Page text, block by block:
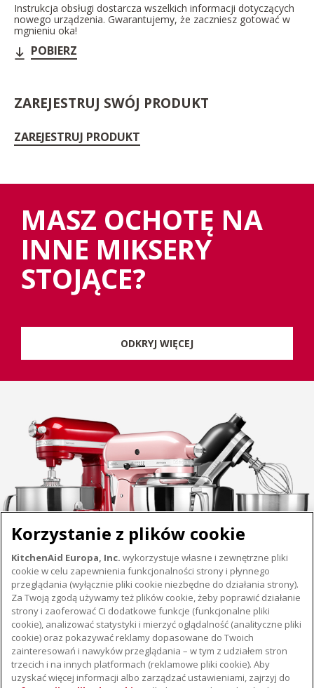
Instrukcja obsługi dostarcza wszelkich informacji dotyczących
nowego urządzenia. Gwarantujemy, że zaczniesz gotować w
mgnieniu oka!
POBIERZ
ZAREJESTRUJ SWÓJ PRODUKT
ZAREJESTRUJ PRODUKT
MASZ OCHOTĘ NA
INNE MIKSERY
STOJĄCE?
ODKRYJ WIĘCEJ
O KITCHENAID
Istota marki
WSPARCIE
Korzystanie z plików cookie
KitchenAid Europa, Inc. wykorzystuje własne i zewnętrzne pliki
cookie w celu zapewnienia funkcjonalności strony i płynnego
przeglądania (wyłącznie pliki cookie niezbędne do działania strony).
Za Twoją zgodą używamy też plików cookie, żeby poprawić działanie
strony i zaoferować Ci dodatkowe funkcje (funkcjonalne pliki
cookie), analizować statystyki i mierzyć oglądalność (analityczne pliki
cookie) oraz pokazywać reklamy dopasowane do Twoich
zainteresowań i nawyków przeglądania – w tym z udziałem stron
trzecich i na innych platformach (reklamowe pliki cookie). Aby
uzyskać więcej informacji albo zarządzać ustawieniami, zajrzyj do